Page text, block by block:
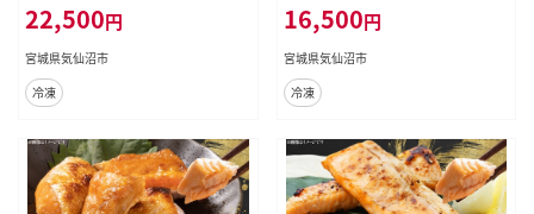
新鮮 小分け 刺し身 さしみ 魚 活
22,500円
宮城県気仙沼市
冷凍
身 刺身 アトランティックサーモン 冷
凍 訳アリ
16,500円
宮城県気仙沼市
冷凍